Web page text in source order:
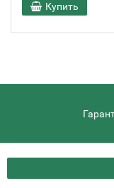
Купить